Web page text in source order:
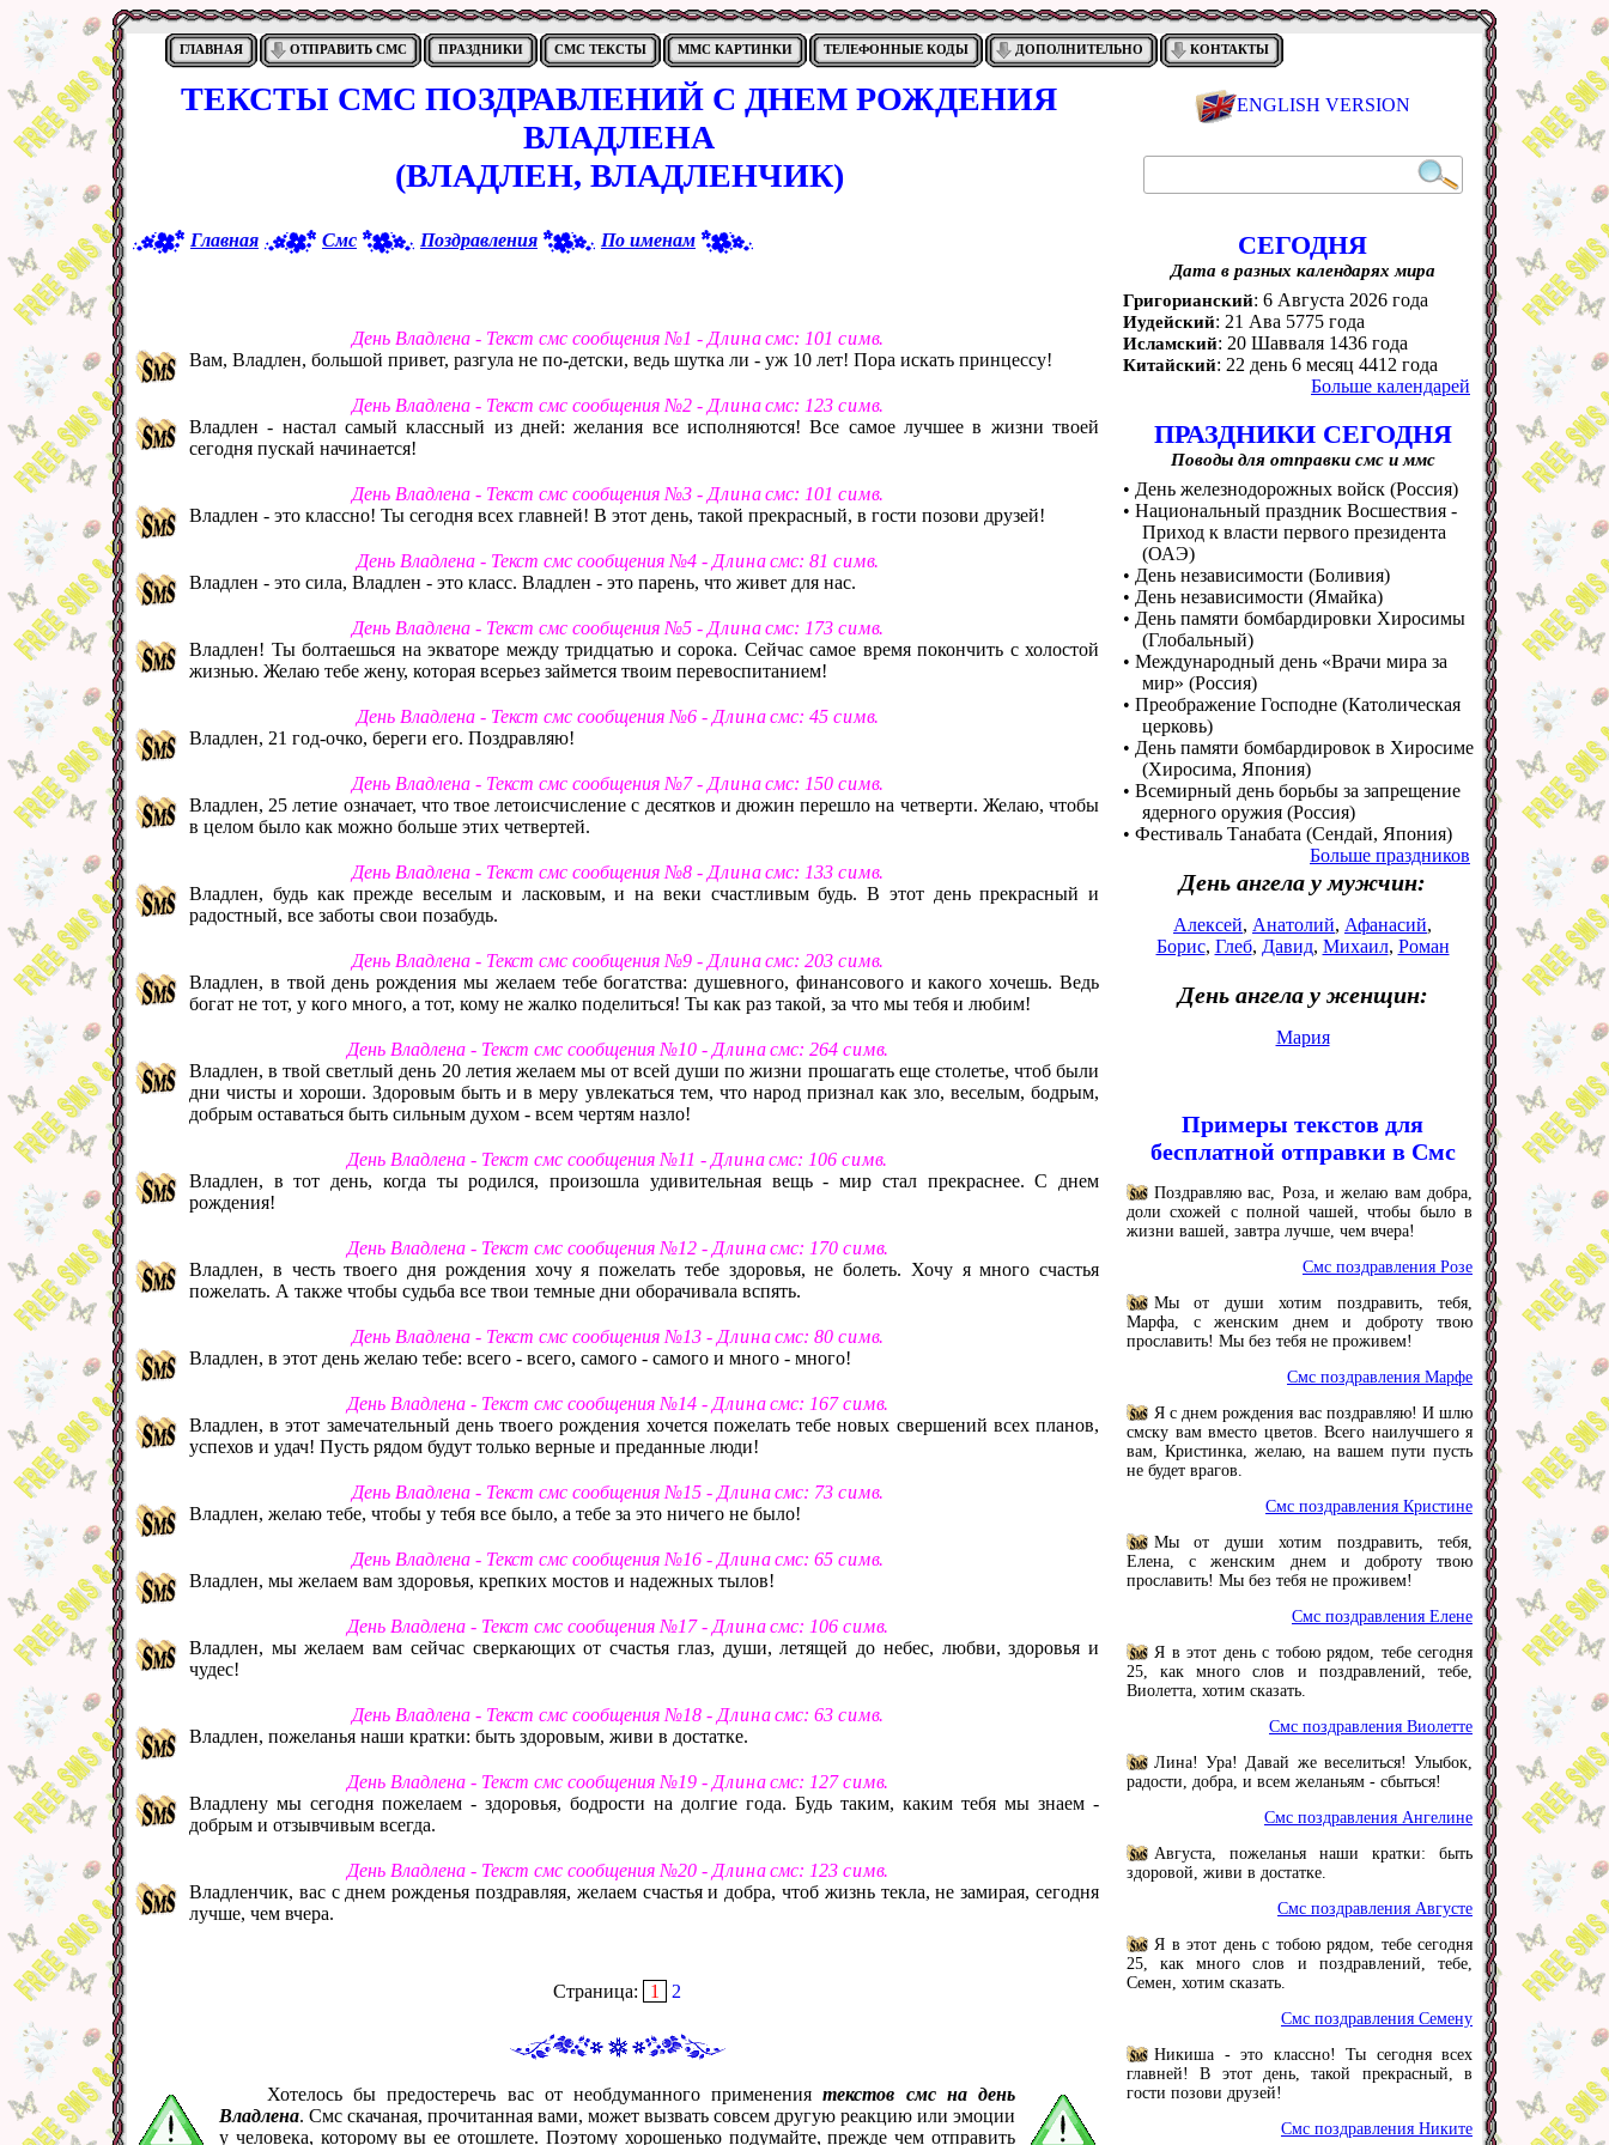
ГЛАВНАЯ ОТПРАВИТЬ СМС ПРАЗДНИКИ СМС ТЕКСТЫ ММС КАРТИНКИ ТЕЛЕФОННЫЕ КОДЫ ДОПОЛНИТЕЛЬНО КОНТАКТЫ
ТЕКСТЫ СМС ПОЗДРАВЛЕНИЙ С ДНЕМ РОЖДЕНИЯ
ВЛАДЛЕНА
(ВЛАДЛЕН, ВЛАДЛЕНЧИК)
Главная Смс Поздравления По именам
День Владлена - Текст смс сообщения №1 - Д л и н асмс: 101 с и м в.
Вам, Владлен, большой привет, разгула не по-детски, ведь шутка ли - уж 10 лет! Пора искать принцессу!
День Владлена - Текст смс сообщения №2 - Д л и н асмс: 123 с и м в.
Владлен - настал самый классный из дней: желания все исполняются! Все самое лучшее в жизни твоей
сегодня пускай начинается!
День Владлена - Текст смс сообщения №3 - Д л и н асмс: 101 с и м в.
Владлен - это классно! Ты сегодня всех главней! В этот день, такой прекрасный, в гости позови друзей!
День Владлена - Текст смс сообщения №4 - Д л и н асмс: 81 с и м в.
Владлен - это сила, Владлен - это класс. Владлен - это парень, что живет для нас.
День Владлена - Текст смс сообщения №5 - Д л и н асмс: 173 с и м в.
Владлен! Ты болтаешься на экваторе между тридцатью и сорока. Сейчас самое время покончить с холостой
жизнью. Желаю тебе жену, которая всерьез займется твоим перевоспитанием!
День Владлена - Текст смс сообщения №6 - Д л и н асмс: 45 с и м в.
Владлен, 21 год-очко, береги его. Поздравляю!
День Владлена - Текст смс сообщения №7 - Д л и н асмс: 150 с и м в.
Владлен, 25 летие означает, что твое летоисчисление с десятков и дюжин перешло на четверти. Желаю, чтобы
в целом было как можно больше этих четвертей.
День Владлена - Текст смс сообщения №8 - Д л и н асмс: 133 с и м в.
Владлен, будь как прежде веселым и ласковым, и на веки счастливым будь. В этот день прекрасный и
радостный, все заботы свои позабудь.
День Владлена - Текст смс сообщения №9 - Д л и н асмс: 203 с и м в.
Владлен, в твой день рождения мы желаем тебе богатства: душевного, финансового и какого хочешь. Ведь
богат не тот, у кого много, а тот, кому не жалко поделиться! Ты как раз такой, за что мы тебя и любим!
День Владлена - Текст смс сообщения №10 - Д л и н асмс: 264 с и м в.
Владлен, в твой светлый день 20 летия желаем мы от всей души по жизни прошагать еще столетье, чтоб были
дни чисты и хороши. Здоровым быть и в меру увлекаться тем, что народ признал как зло, веселым, бодрым,
добрым оставаться быть сильным духом - всем чертям назло!
День Владлена - Текст смс сообщения №11 - Д л и н асмс: 106 с и м в.
Владлен, в тот день, когда ты родился, произошла удивительная вещь - мир стал прекраснее. С днем
рождения!
День Владлена - Текст смс сообщения №12 - Д л и н асмс: 170 с и м в.
Владлен, в честь твоего дня рождения хочу я пожелать тебе здоровья, не болеть. Хочу я много счастья
пожелать. А также чтобы судьба все твои темные дни оборачивала вспять.
День Владлена - Текст смс сообщения №13 - Д л и н асмс: 80 с и м в.
Владлен, в этот день желаю тебе: всего - всего, самого - самого и много - много!
День Владлена - Текст смс сообщения №14 - Д л и н асмс: 167с и м в.
Владлен, в этот замечательный день твоего рождения хочется пожелать тебе новых свершений всех планов,
успехов и удач! Пусть рядом будут только верные и преданные люди!
День Владлена - Текст смс сообщения №15 - Д л и н асмс: 73 с и м в.
Владлен, желаю тебе, чтобы у тебя все было, а тебе за это ничего не было!
День Владлена - Текст смс сообщения №16 - Д л и н асмс: 65 с и м в.
Владлен, мы желаем вам здоровья, крепких мостов и надежных тылов!
День Владлена - Текст смс сообщения №17 - Д л и н асмс: 106 с и м в.
Владлен, мы желаем вам сейчас сверкающих от счастья глаз, души, летящей до небес, любви, здоровья и
чудес!
День Владлена - Текст смс сообщения №18 - Д л и н асмс: 63 с и м в.
Владлен, пожеланья наши кратки: быть здоровым, живи в достатке.
День Владлена - Текст смс сообщения №19 - Д л и н асмс: 127с и м в.
Владлену мы сегодня пожелаем - здоровья, бодрости на долгие года. Будь таким, каким тебя мы знаем -
добрым и отзывчивым всегда.
День Владлена - Текст смс сообщения №20 - Д л и н асмс: 123 с и м в.
Владленчик, вас с днем рожденья поздравляя, желаем счастья и добра, чтоб жизнь текла, не замирая, сегодня
лучше, чем вчера.
Страница: 1 2
Хотелось бы предостеречь вас от необдуманного применениятекстов смс на день
Владлена. Смс скачаная, прочитанная вами, может вызвать совсем другую реакцию или эмоции
у человека, которому вы ее отошлете. Поэтому хорошенько подумайте, прежде чем отправить
ENGLISH VERSION
СЕГОДНЯ
Дата в разных календарях мира
Григорианский: 6 Августа 2026 года
Иудейский: 21 Ава 5775 года
Исламский: 20 Шавваля 1436 года
Китайский: 22 день 6 месяц 4412 года
Больше календарей
ПРАЗДНИКИ СЕГОДНЯ
Поводы для отправки смс и ммс
• День железнодорожных войск (Россия)
• Национальный праздник Восшествия -
Приход к власти первого президента
(ОАЭ)
• День независимости (Боливия)
• День независимости (Ямайка)
• День памяти бомбардировки Хиросимы
(Глобальный)
• Международный день «Врачи мира за
мир» (Россия)
• Преображение Господне (Католическая
церковь)
• День памяти бомбардировок в Хиросиме
(Хиросима, Япония)
• Всемирный день борьбы за запрещение
ядерного оружия (Россия)
• Фестиваль Танабата (Сендай, Япония)
Больше праздников
День ангела у мужчин:
Алексей, Анатолий, Афанасий,
Борис, Глеб, Давид, Михаил, Роман
День ангела у женщин:
Мария
Примеры текстов для
бесплатной отправки в Смс
Поздравляю вас, Роза, и желаю вам добра,
доли схожей с полной чашей, чтобы было в
жизни вашей, завтра лучше, чем вчера!
Смс поздравления Розе
Мы от души хотим поздравить, тебя,
Марфа, с женским днем и доброту твою
прославить! Мы без тебя не проживем!
Смс поздравления Марфе
Я с днем рождения вас поздравляю! И шлю
смску вам вместо цветов. Всего наилучшего я
вам, Кристинка, желаю, на вашем пути пусть
не будет врагов.
Смс поздравления Кристине
Мы от души хотим поздравить, тебя,
Елена, с женским днем и доброту твою
прославить! Мы без тебя не проживем!
Смс поздравления Елене
Я в этот день с тобою рядом, тебе сегодня
25, как много слов и поздравлений, тебе,
Виолетта, хотим сказать.
Смс поздравления Виолетте
Лина! Ура! Давай же веселиться! Улыбок,
радости, добра, и всем желаньям - сбыться!
Смс поздравления Ангелине
Августа, пожеланья наши кратки: быть
здоровой, живи в достатке.
Смс поздравления Августе
Я в этот день с тобою рядом, тебе сегодня
25, как много слов и поздравлений, тебе,
Семен, хотим сказать.
Смс поздравления Семену
Никиша - это классно! Ты сегодня всех
главней! В этот день, такой прекрасный, в
гости позови друзей!
Смс поздравления Никите